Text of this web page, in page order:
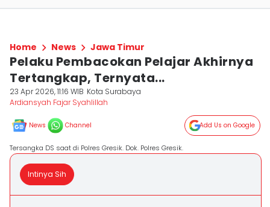
Home News Jawa Timur
Pelaku Pembacokan Pelajar Akhirnya
Tertangkap, Ternyata...
23 Apr 2026, 11:16 WIB Kota Surabaya
Ardiansyah Fajar Syahlillah
News Channel Add Us on Google
Tersangka DS saat di Polres Gresik. Dok. Polres Gresik.
Intinya Sih